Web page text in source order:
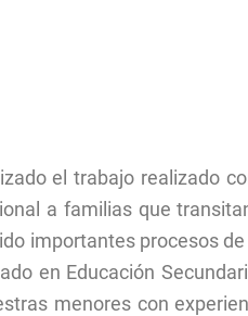
el trabajo realizado
a familias que
importantes procesos
en Educación
menores con